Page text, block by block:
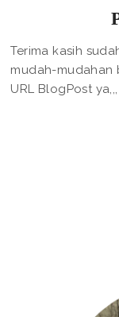
Terima kasih
mudah-mudahan
URL BlogPost